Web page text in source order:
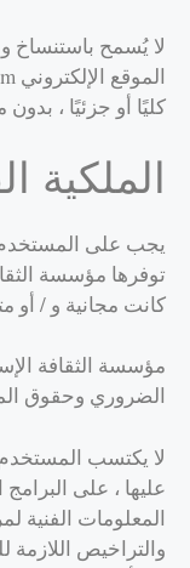
لا يُسمح باستنساخ
كليًا أو جزئيًا ،
الملكية
يجب على المستخدم
توفرها مؤسسة
كانت مجانية و / أو
مؤسسة الثقافة
الضروري وحقوق
لا يكتسب
عليها ، على البرامج
المعلومات الفنية
والتراخيص اللازمة